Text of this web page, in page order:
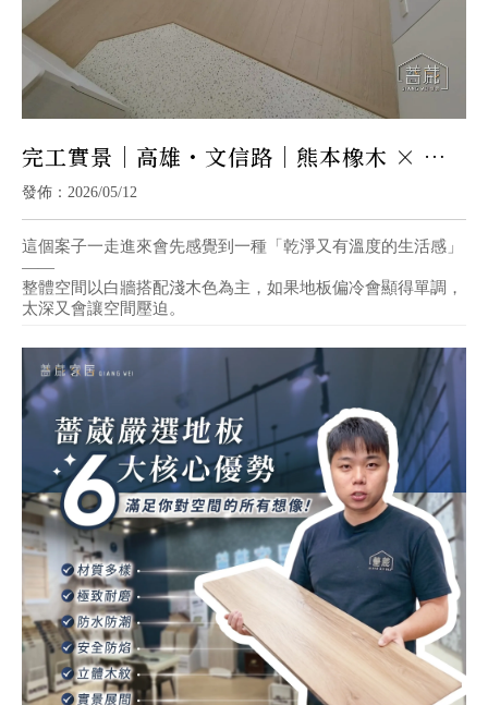
完工實景｜高雄・文信路｜熊本橡木 × 水
磨石W01｜暖木質感 × 清爽現代宅
發佈：2026/05/12
這個案子一走進來會先感覺到一種「乾淨又有溫度的生活感」
——
整體空間以白牆搭配淺木色為主，如果地板偏冷會顯得單調，
太深又會讓空間壓迫。